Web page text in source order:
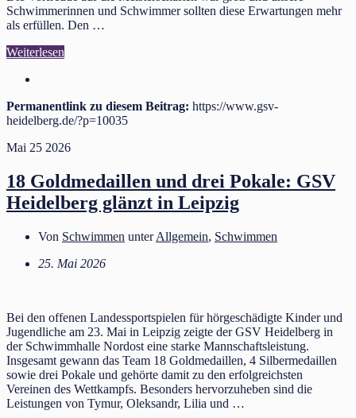
Schwimmerinnen und Schwimmer sollten diese Erwartungen mehr
als erfüllen. Den …
Weiterlesen
Permanentlink zu diesem Beitrag: https://www.gsv-
heidelberg.de/?p=10035
Mai 25 2026
18 Goldmedaillen und drei Pokale: GSV
Heidelberg glänzt in Leipzig
Von Schwimmen unterAllgemein, Schwimmen
25. Mai 2026
Bei den offenen Landessportspielen für hörgeschädigte Kinder und
Jugendliche am 23. Mai in Leipzig zeigte der GSV Heidelberg in
der Schwimmhalle Nordost eine starke Mannschaftsleistung.
Insgesamt gewann das Team 18 Goldmedaillen, 4 Silbermedaillen
sowie drei Pokale und gehörte damit zu den erfolgreichsten
Vereinen des Wettkampfs. Besonders hervorzuheben sind die
Leistungen von Tymur, Oleksandr, Lilia und …